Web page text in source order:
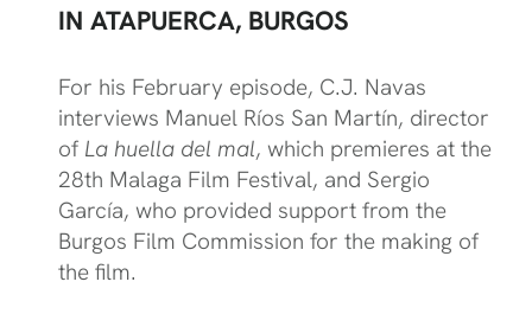
IN ATAPUERCA, BURGOS
For his February episode, C.J. Navas
interviews Manuel Ríos San Martín, director
of La huella del mal, which premieres at the
28th Malaga Film Festival, and Sergio
García, who provided support from the
Burgos Film Commission for the making of
the film.